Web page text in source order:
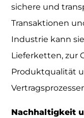
sichere und
Transaktionen
Industrie kann
Lieferketten, zur
Produktqualität
Nachhaltigkeit